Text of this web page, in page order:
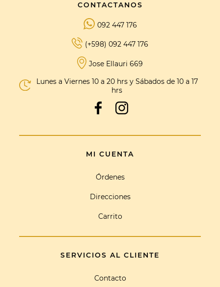
CONTACTANOS
092 447 176
(+598) 092 447 176
Jose Ellauri 669
Lunes a Viernes 10 a 20 hrs y Sábados de 10 a 17
hrs
MI CUENTA
Órdenes
Direcciones
Carrito
SERVICIOS AL CLIENTE
Contacto